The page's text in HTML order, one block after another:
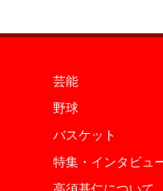
芸能
野球
バスケット
特集・インタビュ